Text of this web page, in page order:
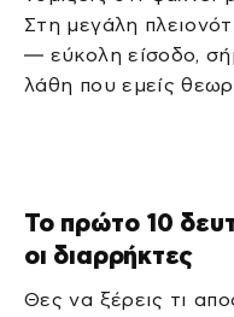
Στη μεγάλη
— εύκολη είσοδο,
λάθη που εμείς
Το πρώτο 10
οι διαρρήκτες
Θες να ξέρεις τι